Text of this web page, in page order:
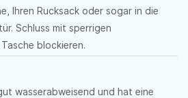
Ihren Rucksack oder sogar in die
Schluss mit sperrigen
blockieren.
wasserabweisend und hat eine